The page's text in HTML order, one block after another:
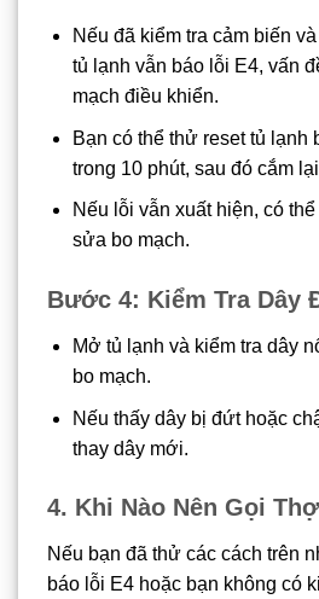
Nếu đã kiểm tra cảm biến
tủ lạnh vẫn báo lỗi E4, vấn
mạch điều khiển.
Bạn có thể thử reset tủ lạnh
trong 10 phút, sau đó cắm
Nếu lỗi vẫn xuất hiện, có
sửa bo mạch.
Bước 4: Kiểm Tra Dây
Mở tủ lạnh và kiểm tra dây
bo mạch.
Nếu thấy dây bị đứt hoặc
thay dây mới.
4. Khi Nào Nên Gọi
Nếu bạn đã thử các cách trên
báo lỗi E4 hoặc bạn không có